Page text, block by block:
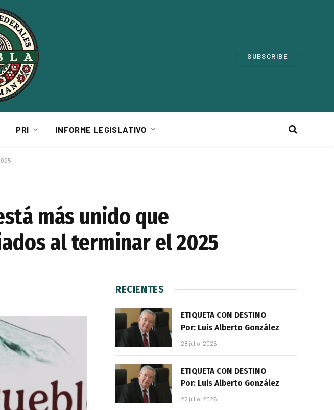
SUBSCRIBE
PRI INFORME LEGISLATIVO
más unido que
al terminar el 2025
RECIENTES
ETIQUETA CON DESTINO
Por: Luis Alberto González
28 julio, 2026
ETIQUETA CON DESTINO
Por: Luis Alberto González
22 julio, 2026